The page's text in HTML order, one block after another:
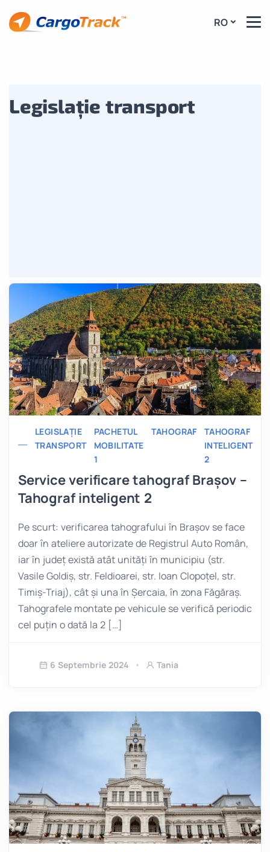
RO
Legislație transport
LEGISLAȚIE
TRANSPORT
PACHETUL
MOBILITATE
1
TAHOGRAF
TAHOGRAF
INTELIGENT
2
Service verificare tahograf Brașov –
Tahograf inteligent 2
Pe scurt: verificarea tahografului în Brașov se face
doar în ateliere autorizate de Registrul Auto Român,
iar în județ există atât unități în municipiu (str.
Vasile Goldiș, str. Feldioarei, str. Ioan Clopoțel, str.
Timiș-Triaj), cât și una în Șercaia, în zona Făgăraș.
Tahografele montate pe vehicule se verifică periodic
cel puțin o dată la 2 […]
6 Septembrie 2024 Tania